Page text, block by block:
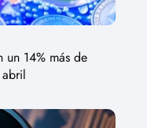
un 14% más de